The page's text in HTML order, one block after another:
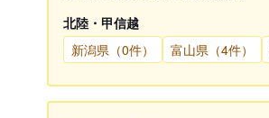
北陸・甲信越
新潟県（0件）
富山県（4件）